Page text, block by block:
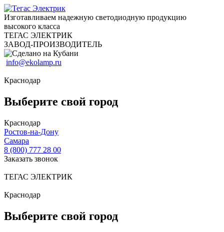
Изготавливаем надежную светодиодную продукцию
высокого класса
ТЕГАС ЭЛЕКТРИК
ЗАВОД-ПРОИЗВОДИТЕЛЬ
info@ekolamp.ru
Краснодар
Выберите свой город
Краснодар
Ростов-на-Дону
Самара
8 (800) 777 28 00
Заказать звонок
ТЕГАС ЭЛЕКТРИК
Краснодар
Выберите свой город